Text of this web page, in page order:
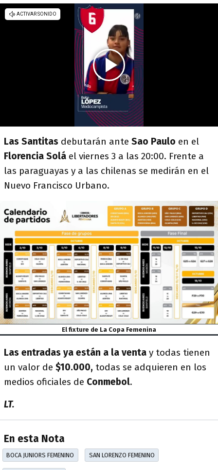
Las Santitas debutarán ante Sao Paulo en el
Florencia Solá el viernes 3 a las 20:00. Frente a
las paraguayas y a las chilenas se medirán en el
Nuevo Francisco Urbano.
El fixture de La Copa Femenina
Las entradas ya están a la venta y todas tienen
un valor de $10.000, todas se adquieren en los
medios oficiales de Conmebol.
LT.
En esta Nota
BOCA JUNIORS FEMENINO SAN LORENZO FEMENINO